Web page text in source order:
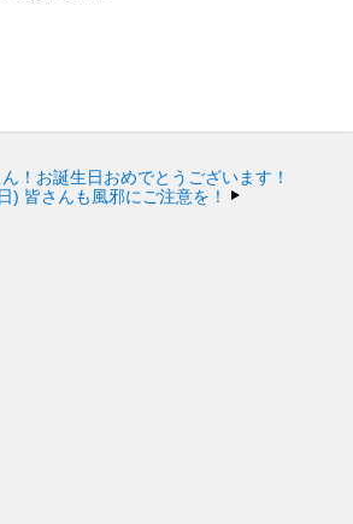
！お誕生日おめでとうございます！
) 皆さんも風邪にご注意を！